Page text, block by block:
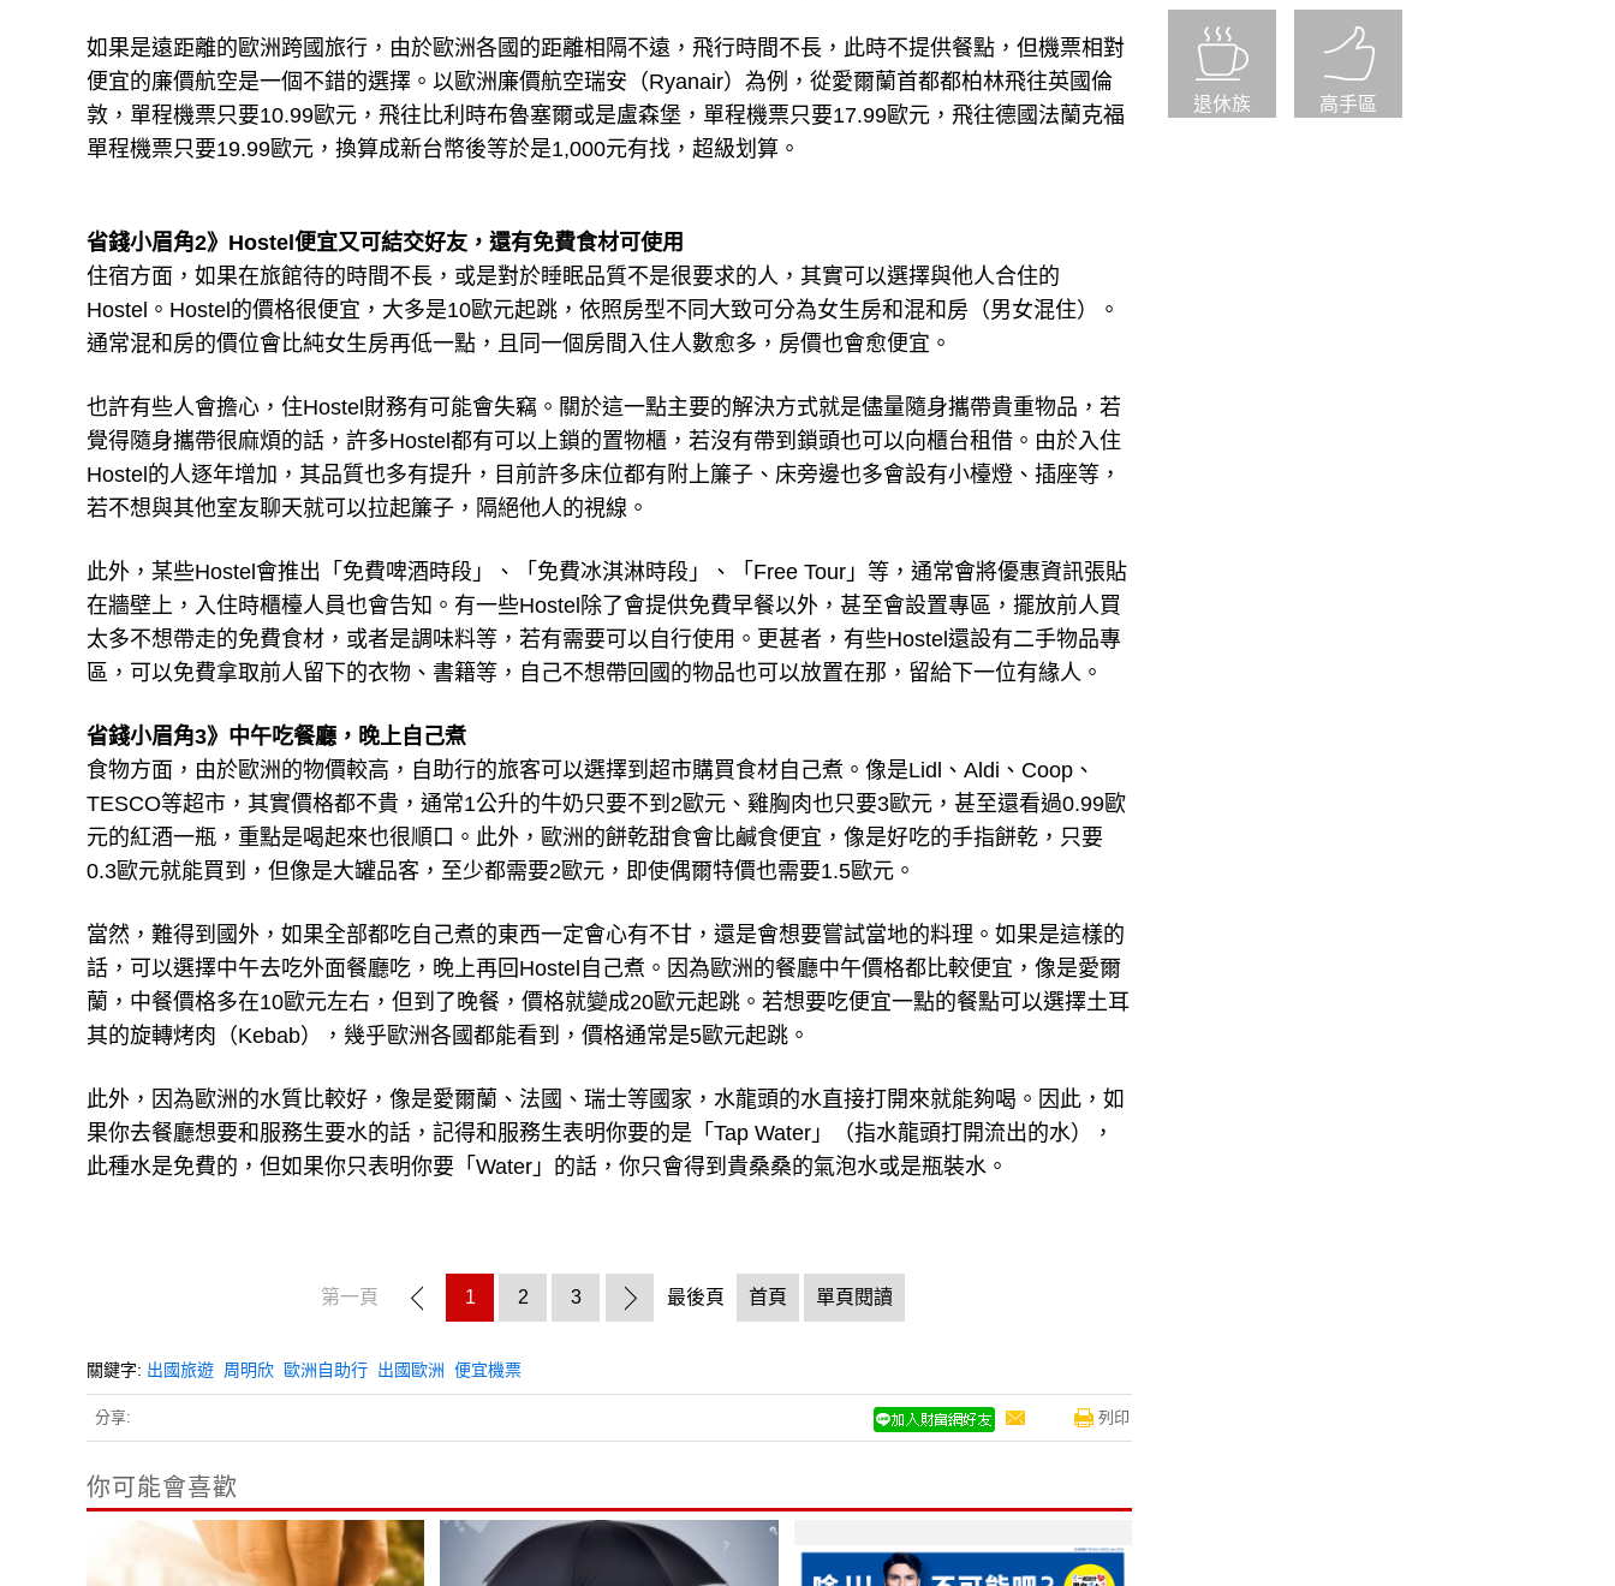
如果是遠距離的歐洲跨國旅行，由於歐洲各國的距離相隔不遠，飛行時間不長，此時不提供餐點，但機票相對
便宜的廉價航空是一個不錯的選擇。以歐洲廉價航空瑞安（Ryanair）為例，從愛爾蘭首都都柏林飛往英國倫
敦，單程機票只要10.99歐元，飛往比利時布魯塞爾或是盧森堡，單程機票只要17.99歐元，飛往德國法蘭克福
單程機票只要19.99歐元，換算成新台幣後等於是1,000元有找，超級划算。
省錢小眉角2》Hostel便宜又可結交好友，還有免費食材可使用
住宿方面，如果在旅館待的時間不長，或是對於睡眠品質不是很要求的人，其實可以選擇與他人合住的
Hostel。Hostel的價格很便宜，大多是10歐元起跳，依照房型不同大致可分為女生房和混和房（男女混住）。
通常混和房的價位會比純女生房再低一點，且同一個房間入住人數愈多，房價也會愈便宜。
也許有些人會擔心，住Hostel財務有可能會失竊。關於這一點主要的解決方式就是儘量隨身攜帶貴重物品，若
覺得隨身攜帶很麻煩的話，許多Hostel都有可以上鎖的置物櫃，若沒有帶到鎖頭也可以向櫃台租借。由於入住
Hostel的人逐年增加，其品質也多有提升，目前許多床位都有附上簾子、床旁邊也多會設有小檯燈、插座等，
若不想與其他室友聊天就可以拉起簾子，隔絕他人的視線。
此外，某些Hostel會推出「免費啤酒時段」、「免費冰淇淋時段」、「Free Tour」等，通常會將優惠資訊張貼
在牆壁上，入住時櫃檯人員也會告知。有一些Hostel除了會提供免費早餐以外，甚至會設置專區，擺放前人買
太多不想帶走的免費食材，或者是調味料等，若有需要可以自行使用。更甚者，有些Hostel還設有二手物品專
區，可以免費拿取前人留下的衣物、書籍等，自己不想帶回國的物品也可以放置在那，留給下一位有緣人。
省錢小眉角3》中午吃餐廳，晚上自己煮
食物方面，由於歐洲的物價較高，自助行的旅客可以選擇到超市購買食材自己煮。像是Lidl、Aldi、Coop、
TESCO等超市，其實價格都不貴，通常1公升的牛奶只要不到2歐元、雞胸肉也只要3歐元，甚至還看過0.99歐
元的紅酒一瓶，重點是喝起來也很順口。此外，歐洲的餅乾甜食會比鹹食便宜，像是好吃的手指餅乾，只要
0.3歐元就能買到，但像是大罐品客，至少都需要2歐元，即使偶爾特價也需要1.5歐元。
當然，難得到國外，如果全部都吃自己煮的東西一定會心有不甘，還是會想要嘗試當地的料理。如果是這樣的
話，可以選擇中午去吃外面餐廳吃，晚上再回Hostel自己煮。因為歐洲的餐廳中午價格都比較便宜，像是愛爾
蘭，中餐價格多在10歐元左右，但到了晚餐，價格就變成20歐元起跳。若想要吃便宜一點的餐點可以選擇土耳
其的旋轉烤肉（Kebab），幾乎歐洲各國都能看到，價格通常是5歐元起跳。
此外，因為歐洲的水質比較好，像是愛爾蘭、法國、瑞士等國家，水龍頭的水直接打開來就能夠喝。因此，如
果你去餐廳想要和服務生要水的話，記得和服務生表明你要的是「Tap Water」（指水龍頭打開流出的水），
此種水是免費的，但如果你只表明你要「Water」的話，你只會得到貴桑桑的氣泡水或是瓶裝水。
第一頁 1 2 3 最後頁 首頁 單頁閱讀
關鍵字: 出國旅遊 周明欣 歐洲自助行 出國歐洲 便宜機票
分享: 列印
你可能會喜歡
退休族 高手區